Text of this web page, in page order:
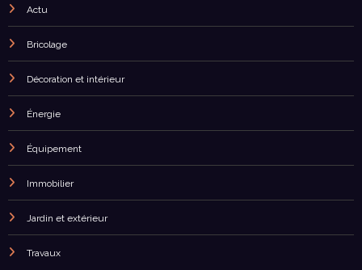
Actu
Bricolage
Décoration et intérieur
Énergie
Équipement
Immobilier
Jardin et extérieur
Travaux